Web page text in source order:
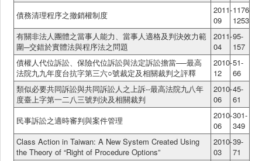
債務清理程序之撤銷權制度
2011-
09
1176-
1253
有關非法人團體之當事人能力、當事人適格及判決效力範
圍─交錯於實體法與程序法之問題
2011-
04
95-
157
債權人代位訴訟、保險代位訴訟與法定訴訟擔當──最高
法院九九年度台抗字第三六○號裁定及相關裁判之評釋
2010-
12
51-
66
類似必要共同訴訟與共同訴訟人之上訴--最高法院九八年
度臺上字第一二八三號判決及相關裁判
2010-
06
45-
61
民事訴訟之適時審判與案件管理
2010-
06
301-
349
Class Action in Taiwan: A New System Created Using
the Theory of “Right of Procedure Options”
2010-
03
39-
71